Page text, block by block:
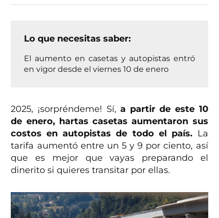
Lo que necesitas saber:
El aumento en casetas y autopistas entró
en vigor desde el viernes 10 de enero
2025, ¡sorpréndeme! Sí,a partir de este 10
de enero, hartas casetas aumentaron sus
costos en autopistas de todo el país. La
tarifa aumentó entre un 5 y 9 por ciento, así
que es mejor que vayas preparando el
dinerito si quieres transitar por ellas.